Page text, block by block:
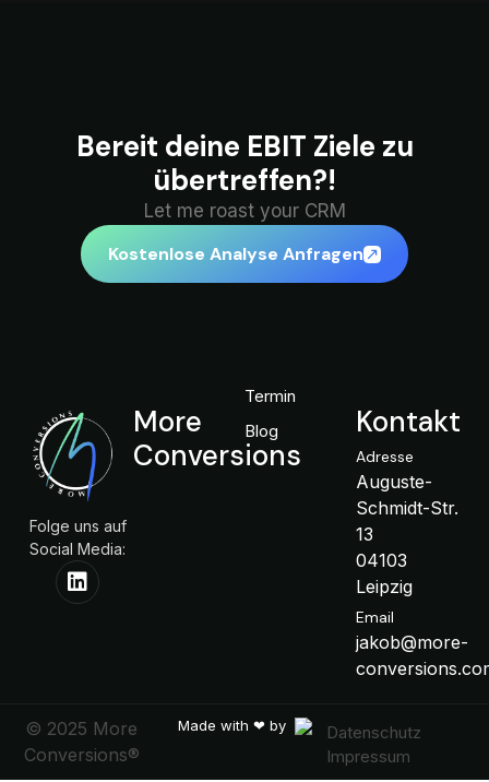
Bereit deine EBIT Ziele zu
übertreffen?!
Let me roast your CRM
Kostenlose Analyse Anfragen
Kontakt
Adresse
Auguste-
Schmidt-Str.
13
04103
Leipzig
Email
jakob@more-
Termin
Blog
More
Conversions
Folge uns auf
Social Media:
Datenschutz
Impressum
Made with ❤ by
© 2025 More
Conversions®